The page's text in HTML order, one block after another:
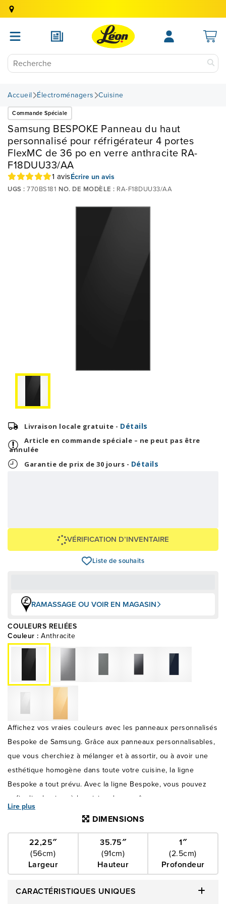
Accueil Électroménagers Cuisine
Commande Spéciale
Samsung BESPOKE Panneau du haut
personnalisé pour réfrigérateur 4 portes
FlexMC de 36 po en verre anthracite RA-
F18DUU33/AA
1 avisÉcrire un avis
UGS : 770BS181 NO. DE MODÈLE : RA-F18DUU33/AA
Livraison locale gratuite - Détails
Article en commande spéciale – ne peut pas être
annulée
Garantie de prix de 30 jours - Détails
VÉRIFICATION D’INVENTAIRE
Liste de souhaits
RAMASSAGE OU VOIR EN MAGASIN
COULEURS RELIÉES
Couleur : Anthracite
Affichez vos vraies couleurs avec les panneaux personnalisés
Bespoke de Samsung. Grâce aux panneaux personnalisables,
que vous cherchiez à mélanger et à assortir, ou à avoir une
esthétique homogène dans toute votre cuisine, la ligne
Bespoke a tout prévu. Avec la ligne Bespoke, vous pouvez
enfin dire bonjour à la cuisine de vos rêves.
Lire plus
DIMENSIONS
22,25″
(56cm)
Largeur
35.75″
(91cm)
Hauteur
1″
(2.5cm)
Profondeur
CARACTÉRISTIQUES UNIQUES